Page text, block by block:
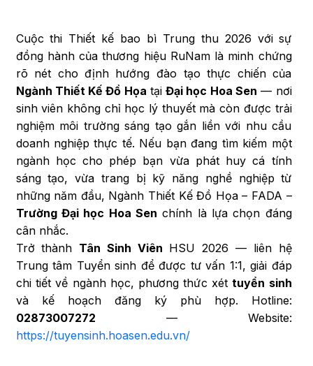
Cuộc thi Thiết kế bao bì Trung thu 2026 với sự
đồng hành của thương hiệu RuNam là minh chứng
rõ nét cho định hướng đào tạo thực chiến của
Ngành Thiết Kế Đồ Họa tạiĐại học Hoa Sen — nơi
sinh viên không chỉ học lý thuyết mà còn được trải
nghiệm môi trường sáng tạo gắn liền với nhu cầu
doanh nghiệp thực tế. Nếu bạn đang tìm kiếm một
ngành học cho phép bạn vừa phát huy cá tính
sáng tạo, vừa trang bị kỹ năng nghề nghiệp từ
những năm đầu, Ngành Thiết Kế Đồ Họa – FADA –
Trường Đại học Hoa Sen chính là lựa chọn đáng
cân nhắc.
Trở thành Tân Sinh Viên HSU 2026 — liên hệ
Trung tâm Tuyển sinh để được tư vấn 1:1, giải đáp
chi tiết về ngành học, phương thức xéttuyển sinh
và kế hoạch đăng ký phù hợp. Hotline:
02873007272 — Website:
https://tuyensinh.hoasen.edu.vn/